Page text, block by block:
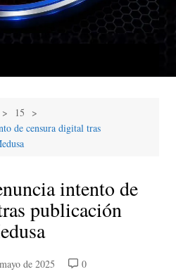
15
de censura digital tras
intento de
publicación
de 2025
0